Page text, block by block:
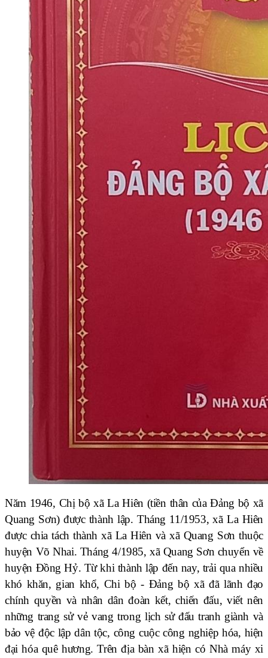
Năm 1946, Chị bộ xã La Hiên (tiền thân của Đảng bộ xã
Quang Sơn) được thành lập. Tháng 11/1953, xã La Hiên
được chia tách thành xã La Hiên và xã Quang Sơn thuộc
huyện Võ Nhai. Tháng 4/1985, xã Quang Sơn chuyển về
huyện Đồng Hỷ. Từ khi thành lập đến nay, trải qua nhiều
khó khăn, gian khổ, Chi bộ - Đảng bộ xã đã lãnh đạo
chính quyền và nhân dân đoàn kết, chiến đấu, viết nên
những trang sử vẻ vang trong lịch sử đấu tranh giành và
bảo vệ độc lập dân tộc, công cuộc công nghiệp hóa, hiện
đại hóa quê hương. Trên địa bàn xã hiện có Nhà máy xi